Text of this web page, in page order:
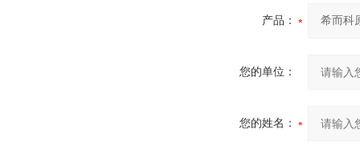
产品：
您的单位：
您的姓名：